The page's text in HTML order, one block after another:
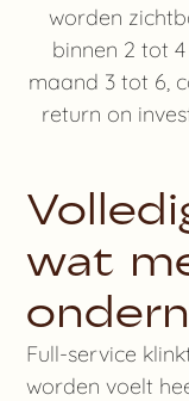
worden
binnen 2 tot
maand 3 tot 6,
return on
wat
Full-service
worden voelt